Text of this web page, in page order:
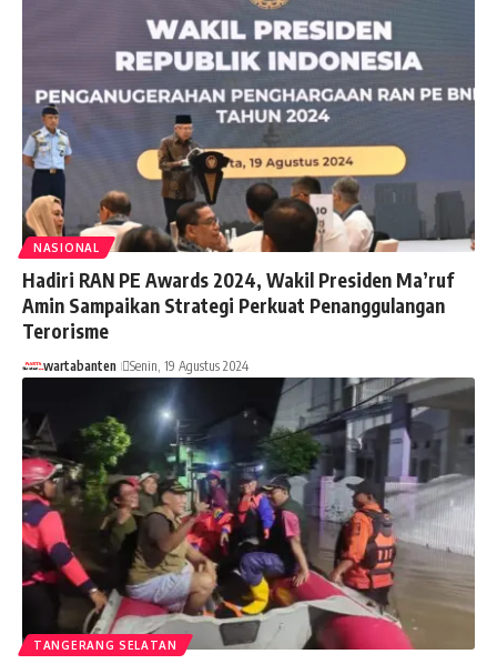
NASIONAL
Hadiri RAN PE Awards 2024, Wakil Presiden Ma’ruf
Amin Sampaikan Strategi Perkuat Penanggulangan
Terorisme
wartabanten Senin, 19 Agustus 2024
TANGERANG SELATAN